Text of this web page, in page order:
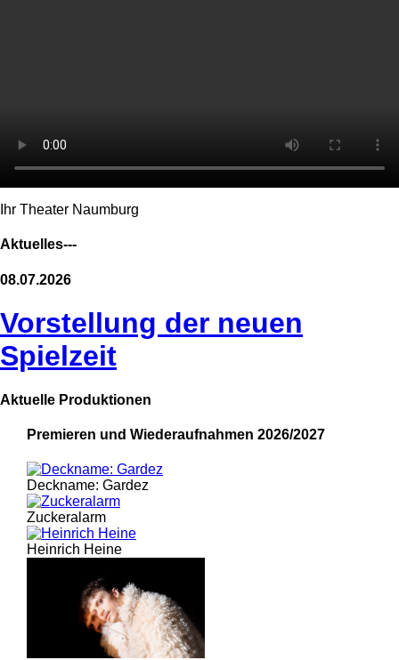
Ihr Theater Naumburg
Aktuelles---
08.07.2026
Vorstellung der neuen
Spielzeit
Aktuelle Produktionen
Premieren und Wiederaufnahmen 2026/2027
Deckname: Gardez
Zuckeralarm
Heinrich Heine